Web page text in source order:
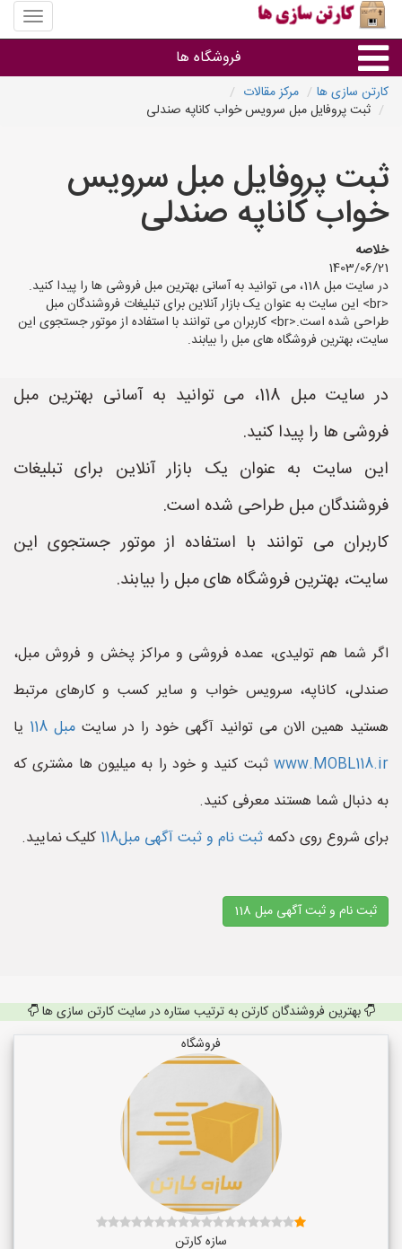
منوی
سایت
سازی
فروشگاه ها
کارتن جعبه
سایر گروه ها
فروشنده های کارتن جعبه
کارتن سازی ها
مرکز مقالات
ثبت پروفایل مبل سرویس خواب کاناپه صندلی
ثبت پروفایل مبل سرویس
خواب کاناپه صندلی
خلاصه
1403/06/21
در سایت مبل 118، می توانید به آسانی بهترین مبل فروشی ها را پیدا کنید.
<br> این سایت به عنوان یک بازار آنلاین برای تبلیغات فروشندگان مبل
طراحی شده است.<br> کاربران می توانند با استفاده از موتور جستجوی این
سایت، بهترین فروشگاه های مبل را بیابند.
در سایت مبل 118، می توانید به آسانی بهترین مبل
فروشی ها را پیدا کنید.
این سایت به عنوان یک بازار آنلاین برای تبلیغات
فروشندگان مبل طراحی شده است.
کاربران می توانند با استفاده از موتور جستجوی این
سایت، بهترین فروشگاه های مبل را بیابند.
اگر شما هم تولیدی، عمده فروشی و مراکز پخش و فروش مبل،
صندلی، کاناپه، سرویس خواب و سایر کسب و کارهای مرتبط
هستید همین الان می توانید آگهی خود را در سایت مبل 118
یا
www.MOBL118.ir ثبت کنید و خود را به میلیون ها مشتری که
به دنبال شما هستند معرفی کنید.
برای شروع روی دکمه ثبت نام و ثبت آگهی مبل118 کلیک نمایید.
ثبت نام و ثبت آگهی مبل 118
بهترین فروشندگان کارتن به ترتیب ستاره در سایت کارتن سازی ها
فروشگاه
سازه کارتن